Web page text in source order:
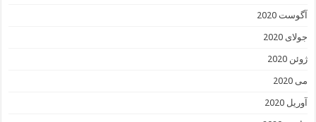
آگوست 2020
جولای 2020
ژوئن 2020
می 2020
آوریل 2020